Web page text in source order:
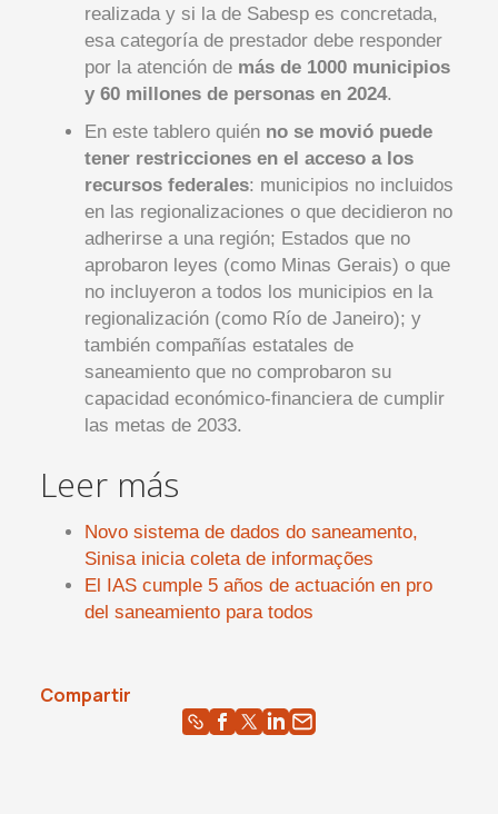
realizada y si la de Sabesp es concretada,
esa categoría de prestador debe responder
por la atención de más de 1000 municipios
y 60 millones de personas en 2024.
En este tablero quién no se movió puede
tener restricciones en el acceso a los
recursos federales: municipios no incluidos
en las regionalizaciones o que decidieron no
adherirse a una región; Estados que no
aprobaron leyes (como Minas Gerais) o que
no incluyeron a todos los municipios en la
regionalización (como Río de Janeiro); y
también compañías estatales de
saneamiento que no comprobaron su
capacidad económico-financiera de cumplir
las metas de 2033.
Leer más
Novo sistema de dados do saneamento,
Sinisa inicia coleta de informações
El IAS cumple 5 años de actuación en pro
del saneamiento para todos
Compartir